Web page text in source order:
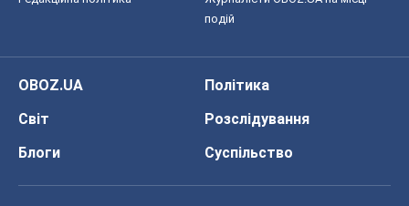
подій
OBOZ.UA
Політика
Світ
Розслідування
Блоги
Суспільство